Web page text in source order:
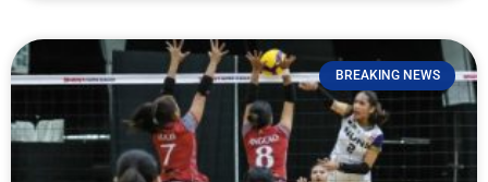
BREAKING NEWS